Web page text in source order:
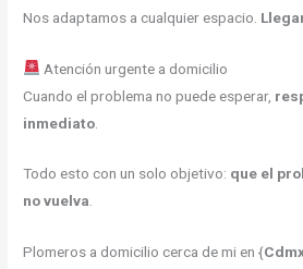
Nos adaptamos a cualquier espacio.
Atención urgente a domicilio
Cuando el problema no puede esperar,
inmediato
Todo esto con un solo objetivo: que el
no vuelva.
Plomeros a domicilio cerca de mi en {